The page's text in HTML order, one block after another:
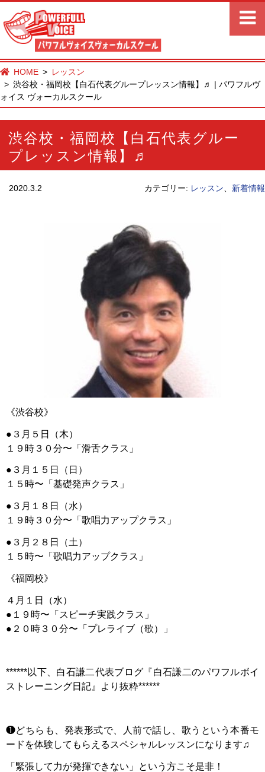
HOME
レッスン
渋谷校・福岡校【白石代表グループレッスン情報】♬ | パワフルヴ
ォイス ヴォーカルスクール
渋谷校・福岡校【白石代表グルー
プレッスン情報】♬
2020.3.2 カテゴリー: レッスン 新着情報
《渋谷校》
●３月５日（木）
１９時３０分〜「滑舌クラス」
●３月１５日（日）
１５時〜「基礎発声クラス」
●３月１８日（水）
１９時３０分〜「歌唱力アップクラス」
●３月２８日（土）
１５時〜「歌唱力アップクラス」
《福岡校》
４月１日（水）
●１９時〜「スピーチ実践クラス」
●２０時３０分〜「プレライブ（歌）」
******以下、白石謙二代表ブログ『白石謙二のパワフルボイ
ストレーニング日記』より抜粋******
❶どちらも、発表形式で、人前で話し、歌うという本番モ
ードを体験してもらえるスペシャルレッスンになります♫
「緊張して力が発揮できない」という方こそ是非！